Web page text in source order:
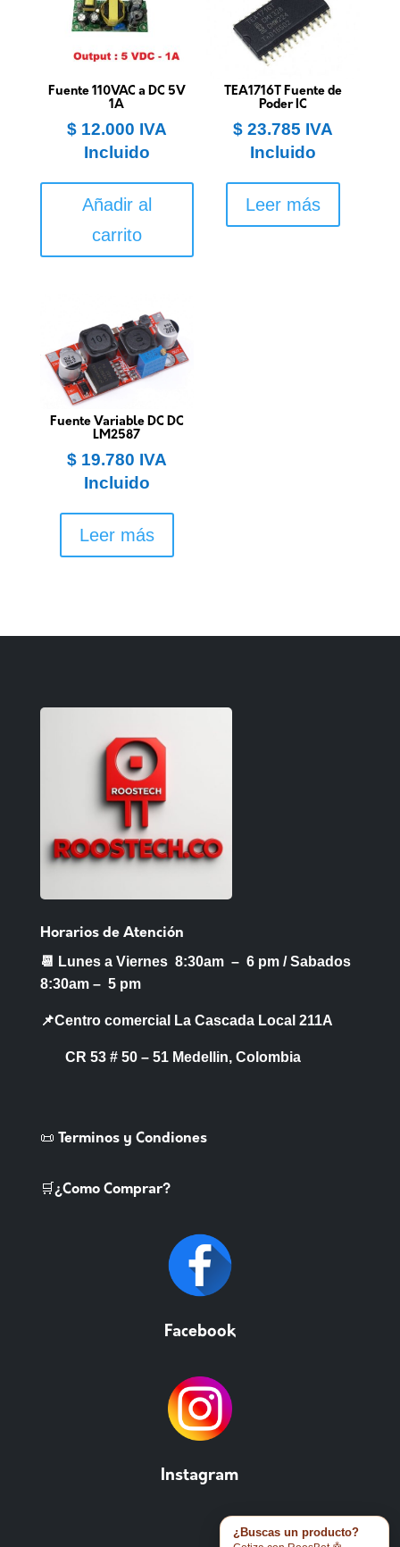
Fuente 110VAC a DC 5V
1A
$12.000 IVA
Incluido
Añadir al
carrito
TEA1716T Fuente de
Poder IC
$ 23.785 IVA
Incluido
Leer más
Fuente Variable DC DC
LM2587
$19.780 IVA
Incluido
Leer más
Horarios de Atención
📆 Lunes a Viernes 8:30am – 6 pm /Sabados
8:30am – 5 pm
📌Centro comercial La Cascada Local 211A
CR 53 # 50 – 51 Medellin, Colombia
📜 Terminos y Condiones
🛒¿Como Comprar?
Facebook
Instagram
¿Buscas un producto?